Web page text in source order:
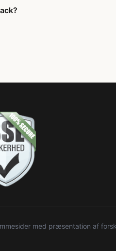
med præsentation af